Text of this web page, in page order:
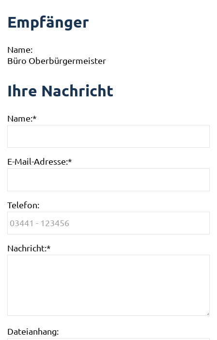
Empfänger
Name:
Büro Oberbürgermeister
Ihre Nachricht
Name:*
E-Mail-Adresse:*
Telefon:
Nachricht:*
Dateianhang: